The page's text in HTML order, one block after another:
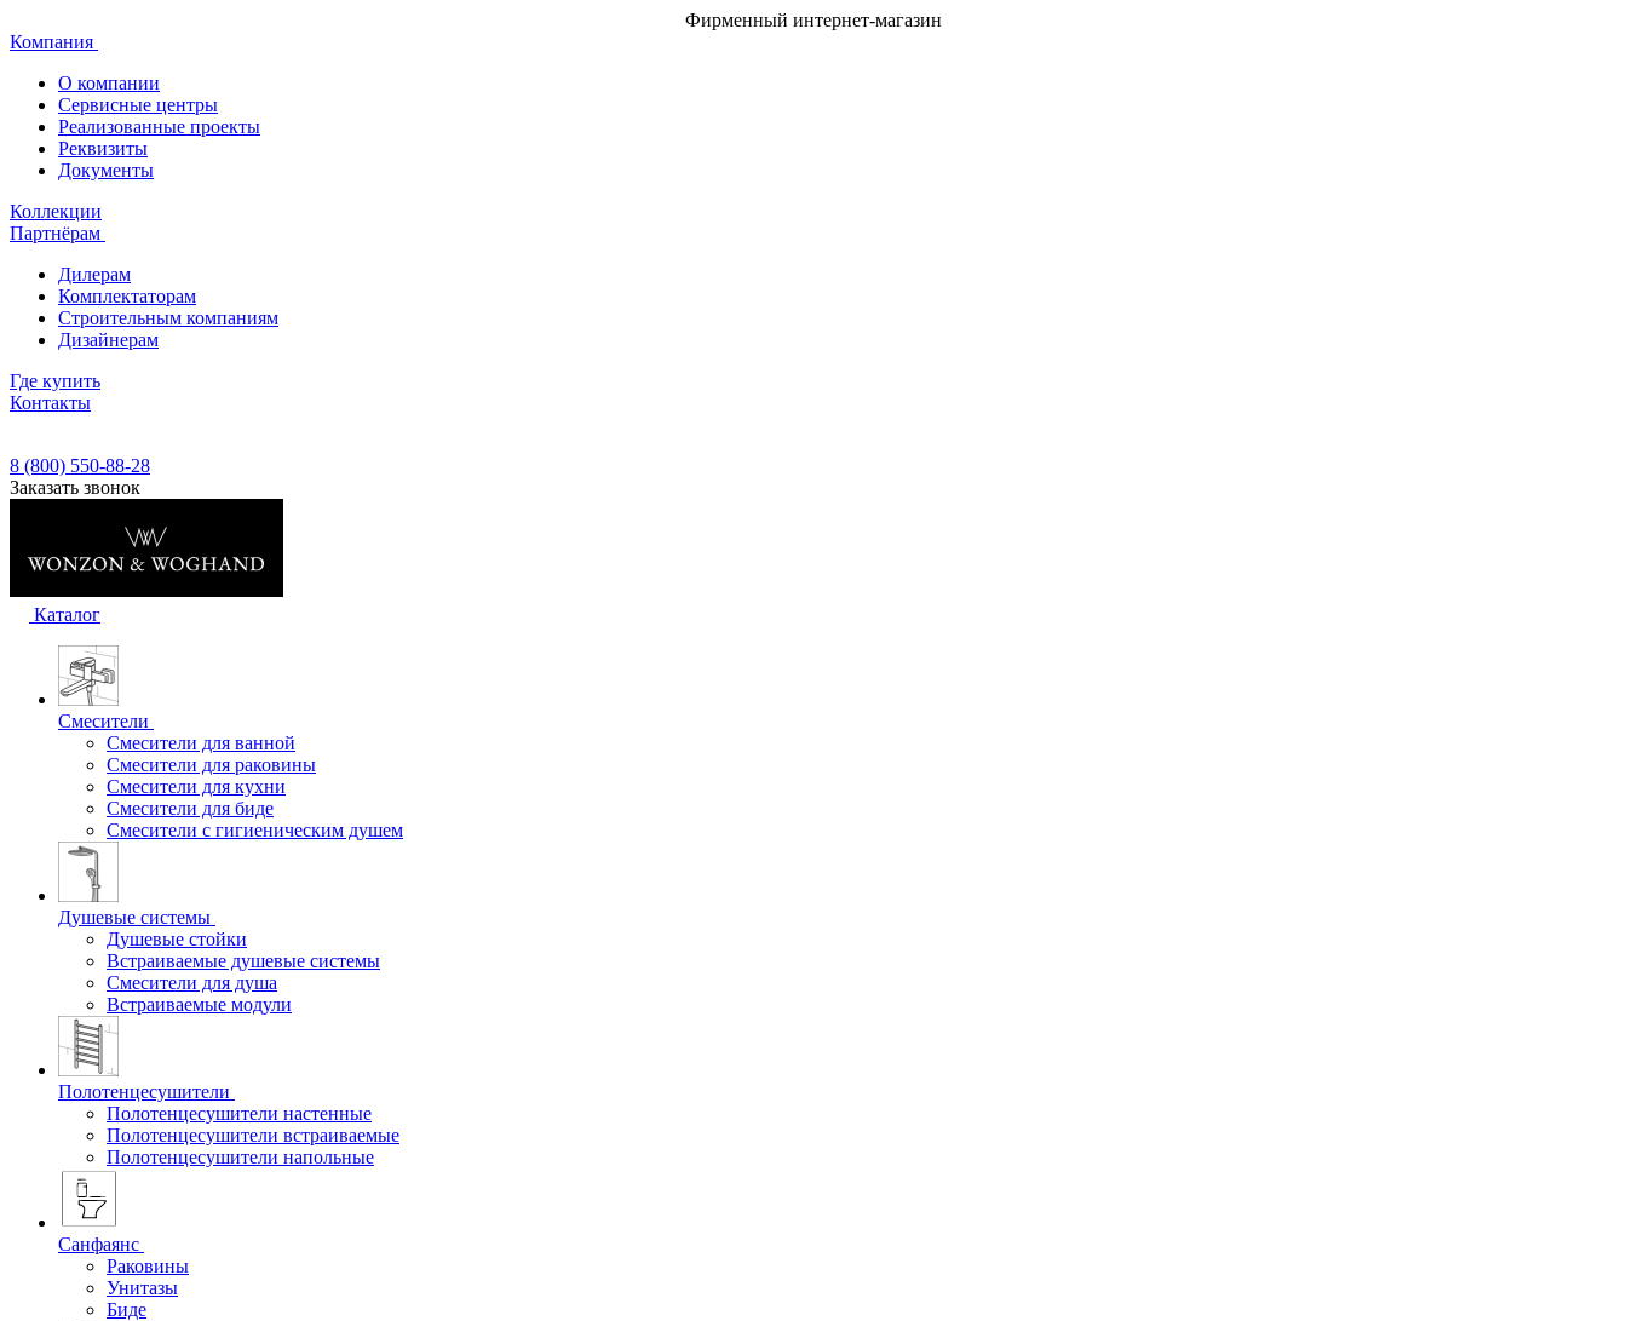
Фирменный интернет-магазин
Компания
О компании
Сервисные центры
Реализованные проекты
Реквизиты
Документы
Коллекции
Партнёрам
Дилерам
Комплектаторам
Строительным компаниям
Дизайнерам
Где купить
Контакты
8 (800) 550-88-28
Заказать звонок
Каталог
Смесители
Смесители для ванной
Смесители для раковины
Смесители для кухни
Смесители для биде
Смесители с гигиеническим душем
Душевые системы
Душевые стойки
Встраиваемые душевые системы
Смесители для душа
Встраиваемые модули
Полотенцесушители
Полотенцесушители настенные
Полотенцесушители встраиваемые
Полотенцесушители напольные
Санфаянс
Раковины
Унитазы
Биде